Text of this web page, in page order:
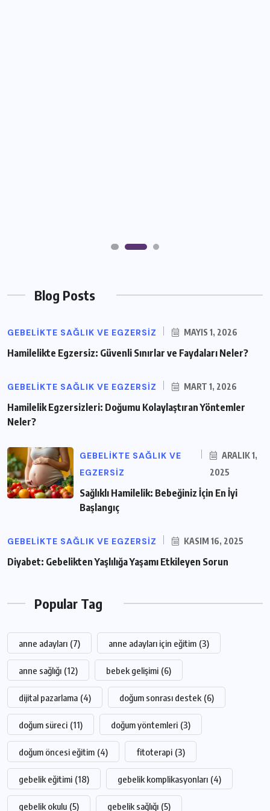
Blog Posts
GEBELIKTE SAĞLIK VE EGZERSIZ MAYIS 1, 2026
Hamilelikte Egzersiz: Güvenli Sınırlar ve Faydaları Neler?
GEBELIKTE SAĞLIK VE EGZERSIZ MART 1, 2026
Hamilelik Egzersizleri: Doğumu Kolaylaştıran Yöntemler
Neler?
GEBELIKTE SAĞLIK VE
EGZERSIZ
ARALIK 1,
2025
Sağlıklı Hamilelik: Bebeğiniz İçin En İyi
Başlangıç
GEBELIKTE SAĞLIK VE EGZERSIZ KASIM 16, 2025
Diyabet: Gebelikten Yaşlılığa Yaşamı Etkileyen Sorun
Popular Tag
anne adayları (7) anne adayları için eğitim (3)
anne sağlığı (12) bebek gelişimi (6)
dijital pazarlama (4) doğum sonrası destek (6)
doğum süreci (11) doğum yöntemleri (3)
doğum öncesi eğitim (4) fitoterapi (3)
gebelik eğitimi (18) gebelik komplikasyonları (4)
gebelik okulu (5) gebelik sağlığı (5)